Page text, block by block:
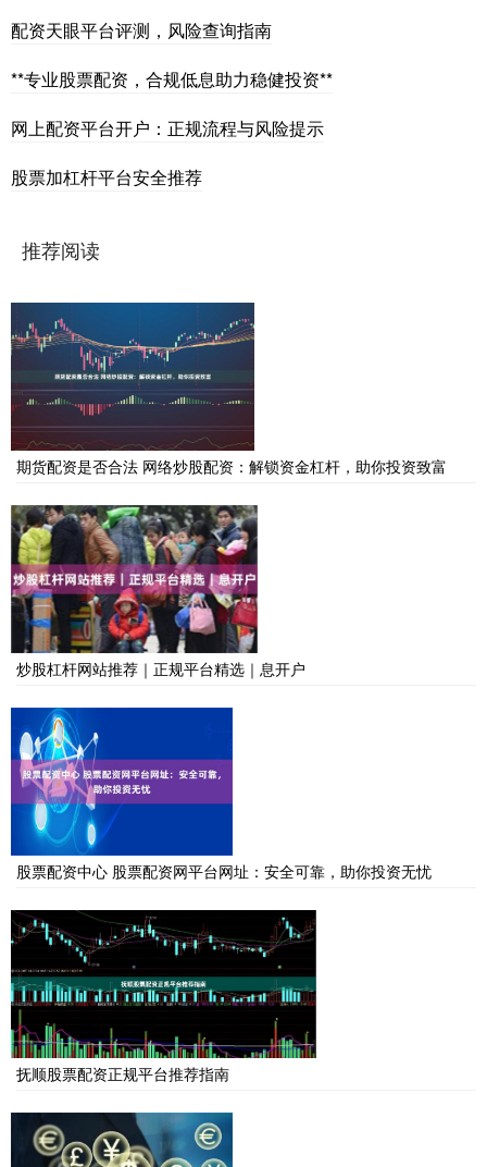
配资天眼平台评测，风险查询指南
**专业股票配资，合规低息助力稳健投资**
网上配资平台开户：正规流程与风险提示
股票加杠杆平台安全推荐
推荐阅读
期货配资是否合法 网络炒股配资：解锁资金杠杆，助你投资致富
炒股杠杆网站推荐｜正规平台精选｜息开户
股票配资中心 股票配资网平台网址：安全可靠，助你投资无忧
抚顺股票配资正规平台推荐指南